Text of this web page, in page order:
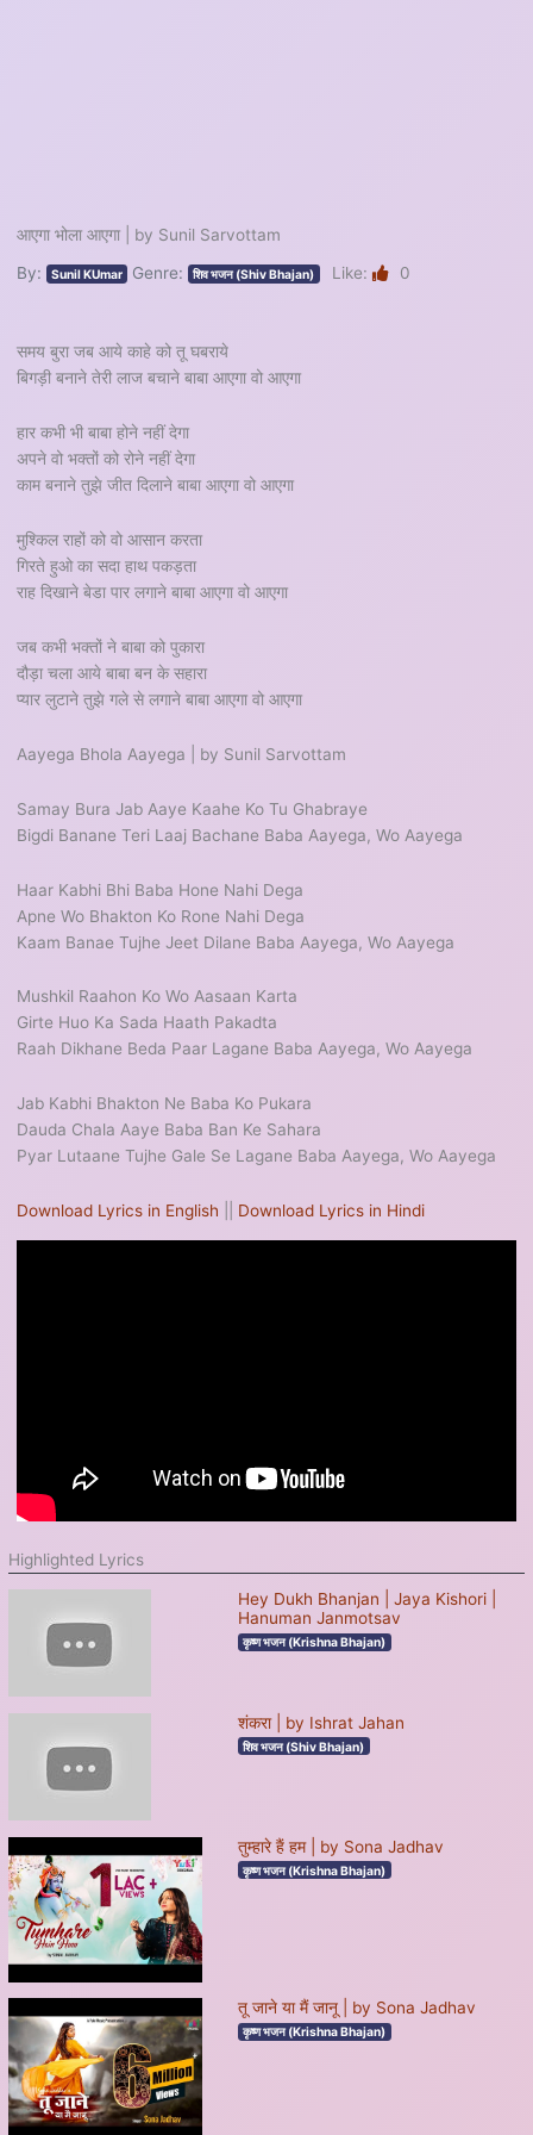
आएगा भोला आएगा | by Sunil Sarvottam
By: Sunil KUmar Genre: शिव भजन (Shiv Bhajan) Like: 0
समय बुरा जब आये काहे को तू घबराये
बिगड़ी बनाने तेरी लाज बचाने बाबा आएगा वो आएगा
हार कभी भी बाबा होने नहीं देगा
अपने वो भक्तों को रोने नहीं देगा
काम बनाने तुझे जीत दिलाने बाबा आएगा वो आएगा
मुश्किल राहों को वो आसान करता
गिरते हुओ का सदा हाथ पकड़ता
राह दिखाने बेडा पार लगाने बाबा आएगा वो आएगा
जब कभी भक्तों ने बाबा को पुकारा
दौड़ा चला आये बाबा बन के सहारा
प्यार लुटाने तुझे गले से लगाने बाबा आएगा वो आएगा
Aayega Bhola Aayega | by Sunil Sarvottam
Samay Bura Jab Aaye Kaahe Ko Tu Ghabraye
Bigdi Banane Teri Laaj Bachane Baba Aayega, Wo Aayega
Haar Kabhi Bhi Baba Hone Nahi Dega
Apne Wo Bhakton Ko Rone Nahi Dega
Kaam Banae Tujhe Jeet Dilane Baba Aayega, Wo Aayega
Mushkil Raahon Ko Wo Aasaan Karta
Girte Huo Ka Sada Haath Pakadta
Raah Dikhane Beda Paar Lagane Baba Aayega, Wo Aayega
Jab Kabhi Bhakton Ne Baba Ko Pukara
Dauda Chala Aaye Baba Ban Ke Sahara
Pyar Lutaane Tujhe Gale Se Lagane Baba Aayega, Wo Aayega
Download Lyrics in English Download Lyrics in Hindi
Highlighted Lyrics
Hey Dukh Bhanjan | Jaya Kishori |
Hanuman Janmotsav
कृष्ण भजन (Krishna Bhajan)
शंकरा | by Ishrat Jahan
शिव भजन (Shiv Bhajan)
तुम्हारे हैं हम | by Sona Jadhav
कृष्ण भजन (Krishna Bhajan)
तू जाने या मैं जानू | by Sona Jadhav
कृष्ण भजन (Krishna Bhajan)